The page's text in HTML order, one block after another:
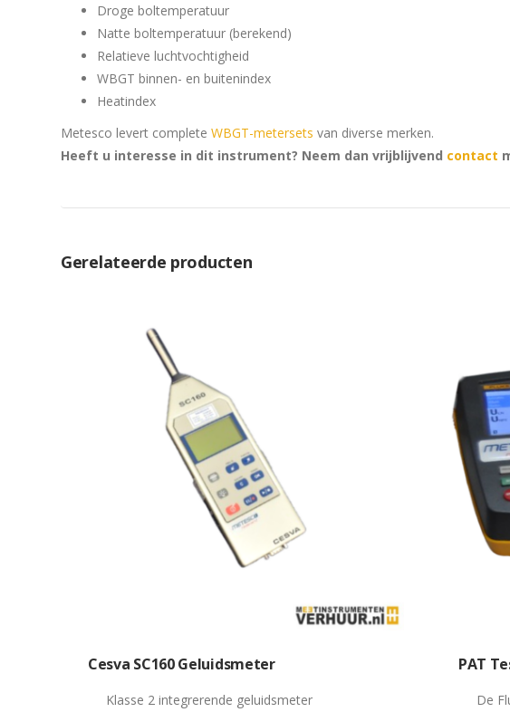
Droge boltemperatuur
Natte boltemperatuur (berekend)
Relatieve luchtvochtigheid
WBGT binnen- en buitenindex
Heatindex
Metesco levert complete WBGT-metersets van diverse merken.
Heeft u interesse in dit instrument? Neem dan vrijblijvend contact
Gerelateerde producten
Cesva SC160 Geluidsmeter
Klasse 2 integrerende geluidsmeter
PAT
De